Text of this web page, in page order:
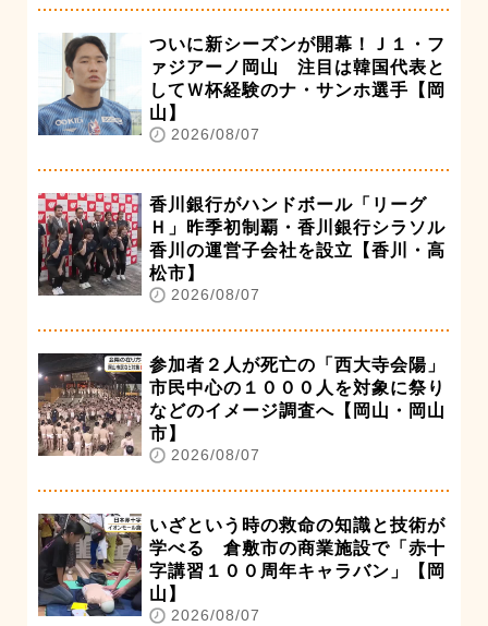
ついに新シーズンが開幕！Ｊ１・フ
ァジアーノ岡山 注目は韓国代表と
してＷ杯経験のナ・サンホ選手【岡
山】
2026/08/07
香川銀行がハンドボール「リーグ
Ｈ」昨季初制覇・香川銀行シラソル
香川の運営子会社を設立【香川・高
松市】
2026/08/07
参加者２人が死亡の「西大寺会陽」
市民中心の１０００人を対象に祭り
などのイメージ調査へ【岡山・岡山
市】
2026/08/07
いざという時の救命の知識と技術が
学べる 倉敷市の商業施設で「赤十
字講習１００周年キャラバン」【岡
山】
2026/08/07